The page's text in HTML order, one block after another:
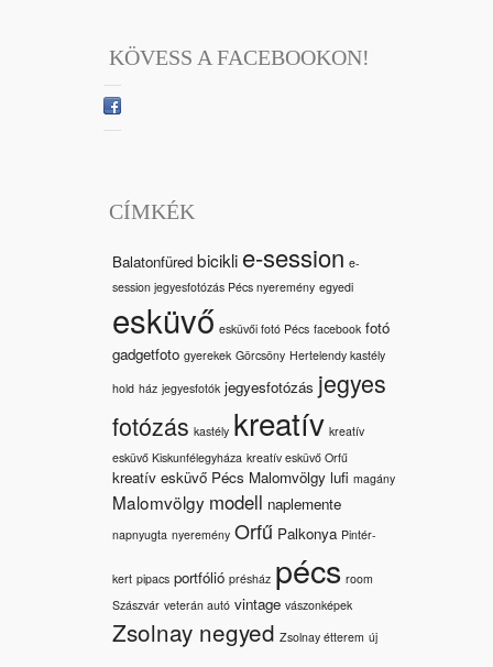
KÖVESS A FACEBOOKON!
CÍMKÉK
Balatonfüred bicikli e-session e-
session jegyesfotózás Pécs nyeremény egyedi
esküvő esküvői fotó Pécs facebook fotó
gadgetfoto gyerekek Görcsöny Hertelendy kastély
hold ház jegyesfotók jegyesfotózás jegyes
fotózás kastély kreatív kreatív
esküvő Kiskunfélegyháza kreatív esküvő Orfű
kreatív esküvő Pécs Malomvölgy lufi magány
Malomvölgy modell naplemente
napnyugta nyeremény Orfű Palkonya Pintér-
kert pipacs portfólió présház pécs room
Szászvár veterán autó vintage vászonképek
Zsolnay negyed Zsolnay étterem új